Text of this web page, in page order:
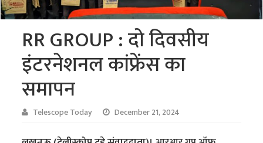
RR GROUP : दो दिवसीय
इंटरनेशनल कांफ्रेंस का
समापन
Telescope Today December 21, 2024